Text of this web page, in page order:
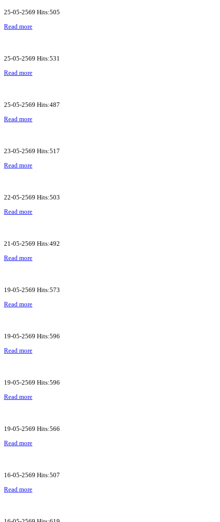
25-05-2569 Hits:505
Read more
25-05-2569 Hits:531
Read more
25-05-2569 Hits:487
Read more
23-05-2569 Hits:517
Read more
22-05-2569 Hits:503
Read more
21-05-2569 Hits:492
Read more
19-05-2569 Hits:573
Read more
19-05-2569 Hits:596
Read more
19-05-2569 Hits:596
Read more
19-05-2569 Hits:566
Read more
16-05-2569 Hits:507
Read more